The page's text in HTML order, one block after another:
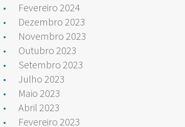
Fevereiro 2024
Dezembro 2023
Novembro 2023
Outubro 2023
Setembro 2023
Julho 2023
Maio 2023
Abril 2023
Fevereiro 2023